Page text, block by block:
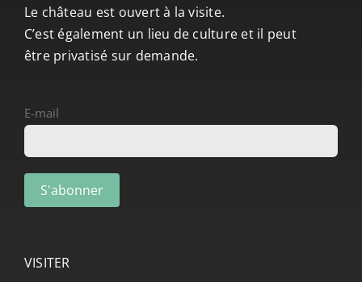
Le château est ouvert à la visite.
C’est également un lieu de culture et il peut
être privatisé sur demande.
E-mail
VISITER